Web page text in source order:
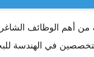
من أهم الوظائف
في الهندسة